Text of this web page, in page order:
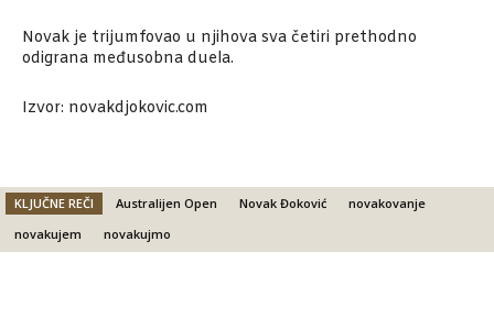
Novak je trijumfovao u njihova sva četiri prethodno
odigrana međusobna duela.
Izvor: novakdjokovic.com
KLJUČNE REČI Australijen Open Novak Đoković
novakovanje
novakujem
novakujmo